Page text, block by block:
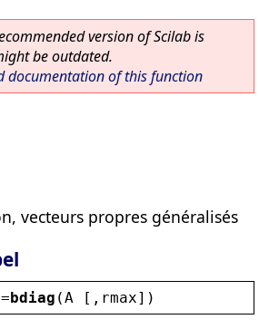
version of Scilab is
be outdated.
documentation of this function
vecteurs propres généralisés
bdiag (A [, rmax])